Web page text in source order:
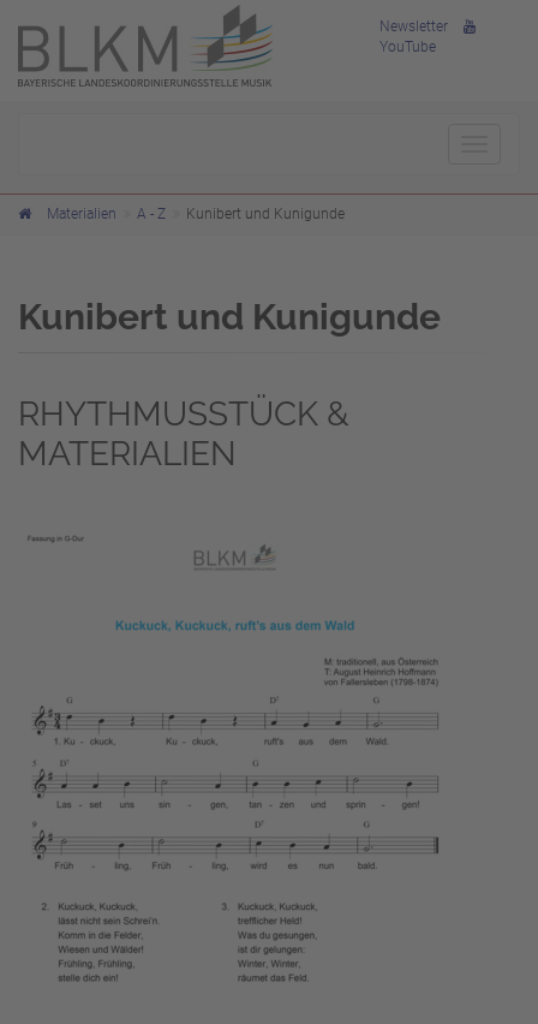
Newsletter
YouTube
Materialien A - Z Kunibert und Kunigunde
Kunibert und Kunigunde
RHYTHMUSSTÜCK &
MATERIALIEN